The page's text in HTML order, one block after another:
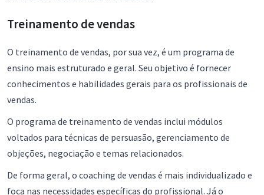
Treinamento de vendas
O treinamento de vendas, por sua vez, é um programa de
ensino mais estruturado e geral. Seu objetivo é fornecer
conhecimentos e habilidades gerais para os profissionais de
vendas.
O programa de treinamento de vendas inclui módulos
voltados para técnicas de persuasão, gerenciamento de
objeções, negociação e temas relacionados.
De forma geral, o coaching de vendas é mais individualizado e
foca nas necessidades específicas do profissional. Já o